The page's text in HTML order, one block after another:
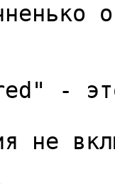
- это
не